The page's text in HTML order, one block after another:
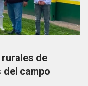
de
del campo